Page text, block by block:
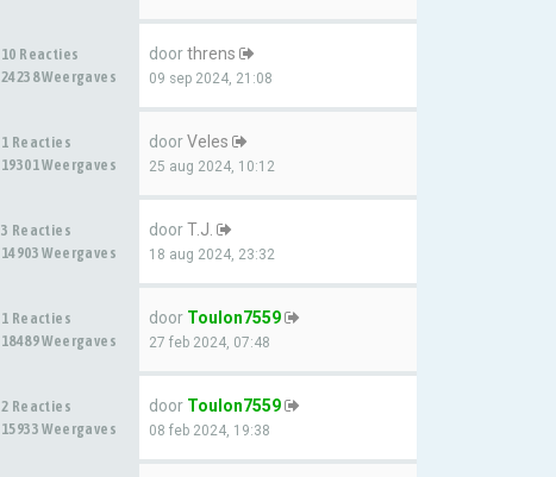
10 Reacties
24238 Weergaves
doorthrens
09 sep 2024, 21:08
1 Reacties
19301 Weergaves
doorVeles
25 aug 2024, 10:12
3 Reacties
14903 Weergaves
doorT.J.
18 aug 2024, 23:32
1 Reacties
18489 Weergaves
door Toulon7559
27 feb 2024, 07:48
2 Reacties
15933 Weergaves
door Toulon7559
08 feb 2024, 19:38